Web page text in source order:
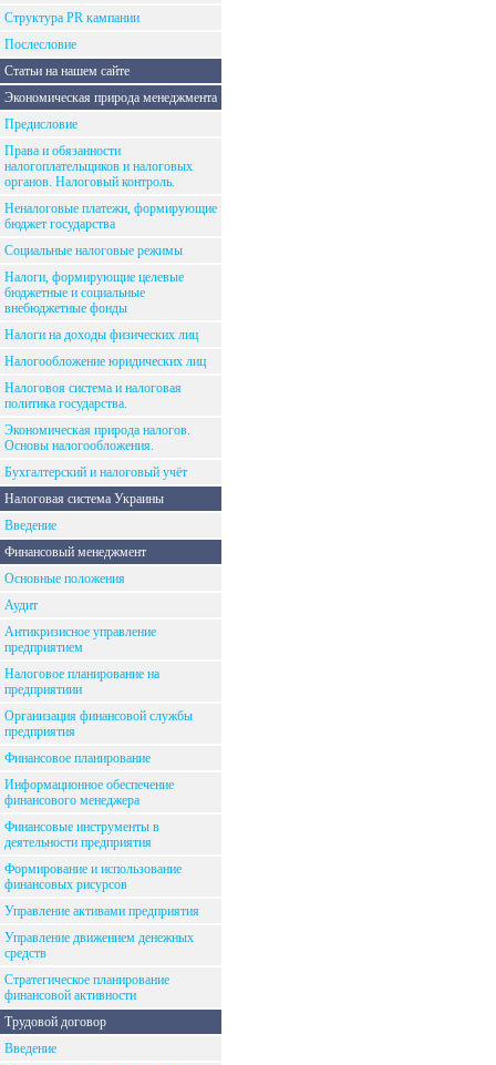
Структура PR кампании
Послесловие
Статьи на нашем сайте
Экономическая природа менеджмента
Предисловие
Права и обязанности
налогоплательщиков и налоговых
органов. Налоговый контроль.
Неналоговые платежи, формирующие
бюджет государства
Социальные налоговые режимы
Налоги, формирующие целевые
бюджетные и социальные
внебюджетные фонды
Налоги на доходы физических лиц
Налогообложение юридических лиц
Налоговоя система и налоговая
политика государства.
Экономическая природа налогов.
Основы налогообложения.
Бухгалтерский и налоговый учёт
Налоговая система Украины
Введение
Финансовый менеджмент
Основные положения
Аудит
Антикризисное управление
предприятием
Налоговое планирование на
предприятиии
Организация финансовой службы
предприятия
Финансовое планирование
Информационное обеспечение
финансового менеджера
Финансовые инструменты в
деятельности предприятия
Формирование и использование
финансовых рисурсов
Управление активами предприятия
Управление движением денежных
средств
Стратегическое планирование
финансовой активности
Трудовой договор
Введение